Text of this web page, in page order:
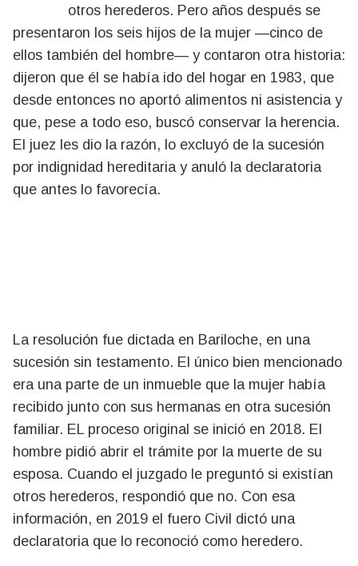
otros herederos. Pero años después se
presentaron los seis hijos de la mujer —cinco de
ellos también del hombre— y contaron otra historia:
dijeron que él se había ido del hogar en 1983, que
desde entonces no aportó alimentos ni asistencia y
que, pese a todo eso, buscó conservar la herencia.
El juez les dio la razón, lo excluyó de la sucesión
por indignidad hereditaria y anuló la declaratoria
que antes lo favorecía.
La resolución fue dictada en Bariloche, en una
sucesión sin testamento. El único bien mencionado
era una parte de un inmueble que la mujer había
recibido junto con sus hermanas en otra sucesión
familiar. EL proceso original se inició en 2018. El
hombre pidió abrir el trámite por la muerte de su
esposa. Cuando el juzgado le preguntó si existían
otros herederos, respondió que no. Con esa
información, en 2019 el fuero Civil dictó una
declaratoria que lo reconoció como heredero.